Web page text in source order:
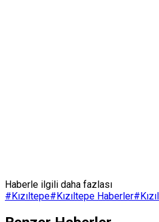
Haberle ilgili daha fazlası
#Kızıltepe#Kızıltepe Haberler#